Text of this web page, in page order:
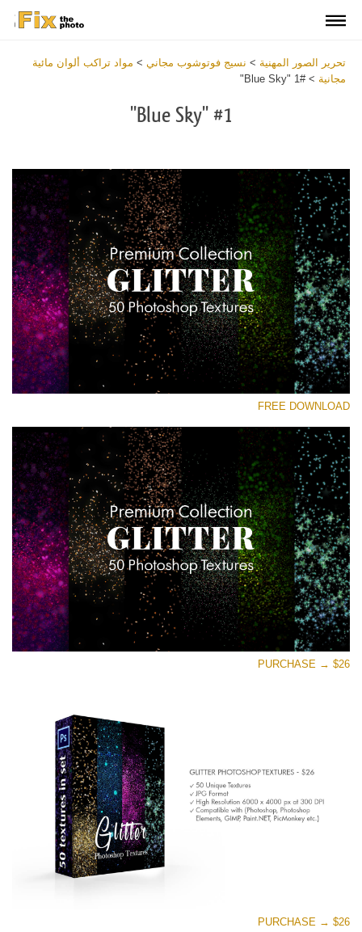
تحرير الصور المهنية > نسيج فوتوشوب مجاني > مواد تراكب ألوان مائية
مجانية >
#1 "Blue Sky"
#1 "Blue Sky"
رجاء اختر
Small 800*533px
Universe Stars Glitters
Large 6000*4000px
Entire Collection
(1783 Overlays)
Large 6000*4000px
تنزيل مجاني
Download
Free
Overlay
FREE DOWNLOAD
PURCHASE → $26
PURCHASE → $26